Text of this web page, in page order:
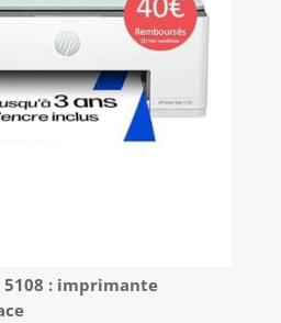
5108 : imprimante